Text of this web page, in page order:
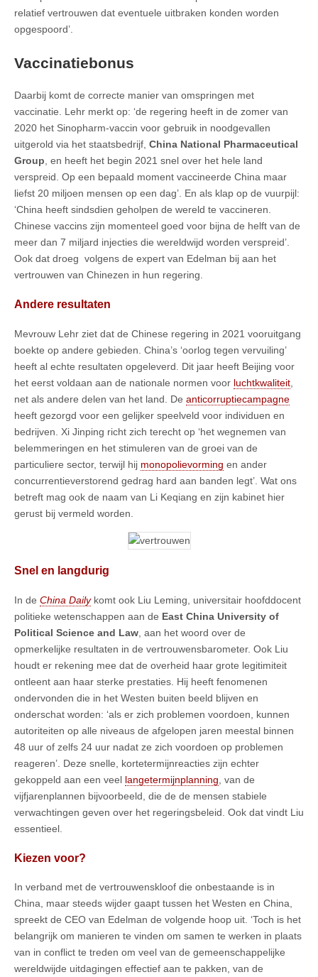
relatief vertrouwen dat eventuele uitbraken konden worden
opgespoord’.
Vaccinatiebonus
Daarbij komt de correcte manier van omspringen met
vaccinatie. Lehr merkt op: ‘de regering heeft in de zomer van
2020 het Sinopharm-vaccin voor gebruik in noodgevallen
uitgerold via het staatsbedrijf, China National Pharmaceutical
Group , en heeft het begin 2021 snel over het hele land
verspreid. Op een bepaald moment vaccineerde China maar
liefst 20 miljoen mensen op een dag’. En als klap op de vuurpijl:
‘China heeft sindsdien geholpen de wereld te vaccineren.
Chinese vaccins zijn momenteel goed voor bijna de helft van de
meer dan 7 miljard injecties die wereldwijd worden verspreid’.
Ook dat droeg volgens de expert van Edelman bij aan het
vertrouwen van Chinezen in hun regering.
Andere resultaten
Mevrouw Lehr ziet dat de Chinese regering in 2021 vooruitgang
boekte op andere gebieden. China’s ‘oorlog tegen vervuiling’
heeft al echte resultaten opgeleverd. Dit jaar heeft Beijing voor
het eerst voldaan aan de nationale normen voor luchtkwaliteit
net als andere delen van het land. De anticorruptiecampagne
heeft gezorgd voor een gelijker speelveld voor individuen en
bedrijven. Xi Jinping richt zich terecht op ‘het wegnemen van
belemmeringen en het stimuleren van de groei van de
particuliere sector, terwijl hij monopolievorming en ander
concurrentieverstorend gedrag hard aan banden legt’. Wat ons
betreft mag ook de naam van Li Keqiang en zijn kabinet hier
gerust bij vermeld worden.
Snel en langdurig
In de China Dailykomt ook Liu Leming, universitair hoofddocent
politieke wetenschappen aan de East China University of
Political Science and Law , aan het woord over de
opmerkelijke resultaten in de vertrouwensbarometer. Ook Liu
houdt er rekening mee dat de overheid haar grote legitimiteit
ontleent aan haar sterke prestaties. Hij heeft fenomenen
ondervonden die in het Westen buiten beeld blijven en
onderschat worden: ‘als er zich problemen voordoen, kunnen
autoriteiten op alle niveaus de afgelopen jaren meestal binnen
48 uur of zelfs 24 uur nadat ze zich voordoen op problemen
reageren’. Deze snelle, kortetermijnreacties zijn echter
gekoppeld aan een veel langetermijnplanning , van de
vijfjarenplannen bijvoorbeeld, die de de mensen stabiele
verwachtingen geven over het regeringsbeleid. Ook dat vindt Liu
essentieel.
Kiezen voor?
In verband met de vertrouwenskloof die onbestaande is in
China, maar steeds wijder gaapt tussen het Westen en China,
spreekt de CEO van Edelman de volgende hoop uit. ‘Toch is het
belangrijk om manieren te vinden om samen te werken in plaats
van in conflict te treden om veel van de gemeenschappelijke
wereldwijde uitdagingen effectief aan te pakken, van de